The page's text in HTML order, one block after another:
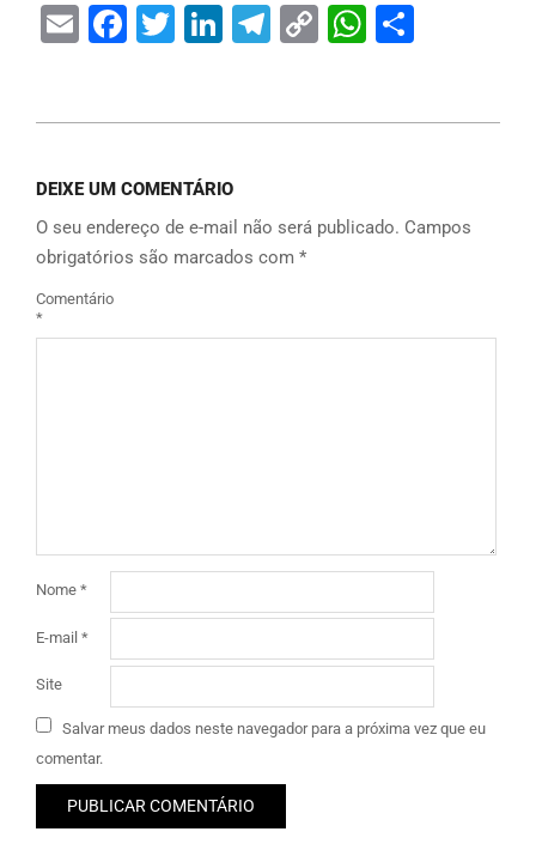
EmailFacebook
Twitter
LinkedIn
Telegram
Copy
DEIXE UM COMENTÁRIO
O seu endereço de e-mail não será publicado. Campos
obrigatórios são marcados com *
Comentário
*
Nome *
E-mail *
Site
Salvar meus dados neste navegador para a próxima vez que eu
comentar.